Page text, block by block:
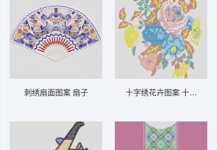
刺绣扇面图案 扇子 十字绣花卉图案 十字绣